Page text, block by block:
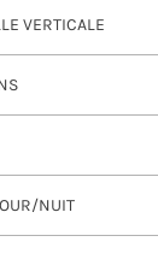
VERTICALE
NUIT